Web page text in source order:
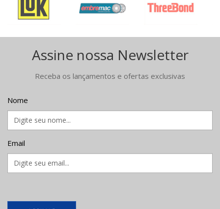
Assine nossa Newsletter
Receba os lançamentos e ofertas exclusivas
Nome
Email